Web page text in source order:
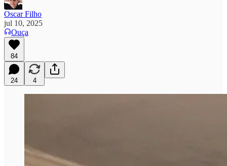
Oscar Filho
jul 10, 2025
Ouça
84
24 4